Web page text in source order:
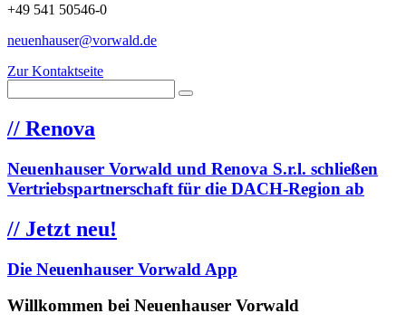
+49 541 50546-0
neuenhauser@vorwald.de
Zur Kontaktseite
// Renova
Neuenhauser Vorwald und Renova S.r.l. schließen
Vertriebspartnerschaft für die DACH-Region ab
// Jetzt neu!
Die Neuenhauser Vorwald App
Willkommen bei Neuenhauser Vorwald